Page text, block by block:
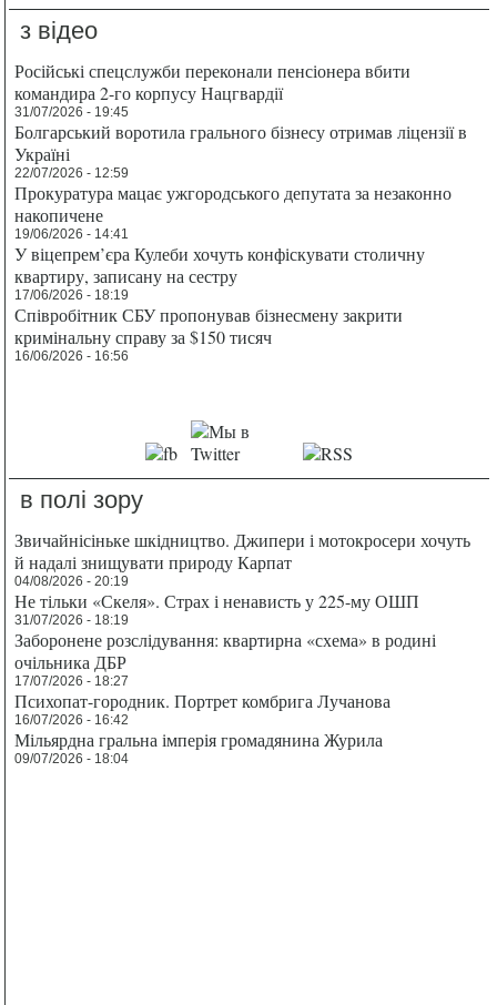
з відео
Російські спецслужби переконали пенсіонера вбити
командира 2-го корпусу Нацгвардії
31/07/2026 - 19:45
Болгарський воротила грального бізнесу отримав ліцензії в
Україні
22/07/2026 - 12:59
Прокуратура мацає ужгородського депутата за незаконно
накопичене
19/06/2026 - 14:41
У віцепрем’єра Кулеби хочуть конфіскувати столичну
квартиру, записану на сестру
17/06/2026 - 18:19
Співробітник СБУ пропонував бізнесмену закрити
кримінальну справу за $150 тисяч
16/06/2026 - 16:56
в полі зору
Звичайнісіньке шкідництво. Джипери і мотокросери хочуть
й надалі знищувати природу Карпат
04/08/2026 - 20:19
Не тільки «Скеля». Страх і ненависть у 225-му ОШП
31/07/2026 - 18:19
Заборонене розслідування: квартирна «схема» в родині
очільника ДБР
17/07/2026 - 18:27
Психопат-городник. Портрет комбрига Лучанова
16/07/2026 - 16:42
Мільярдна гральна імперія громадянина Журила
09/07/2026 - 18:04